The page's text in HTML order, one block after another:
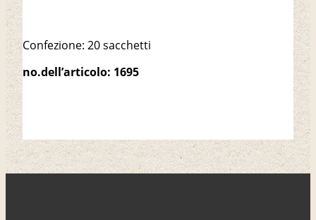
Confezione: 20 sacchetti
no.dell’articolo: 1695